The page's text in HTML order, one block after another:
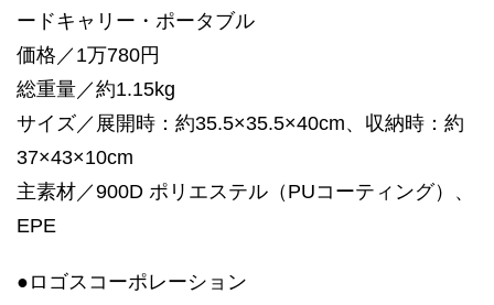
ードキャリー・ポータブル
価格／1万780円
総重量／約1.15kg
サイズ／展開時：約35.5×35.5×40cm、収納時：約
37×43×10cm
主素材／900D ポリエステル（PUコーティング）、
EPE
●ロゴスコーポレーション